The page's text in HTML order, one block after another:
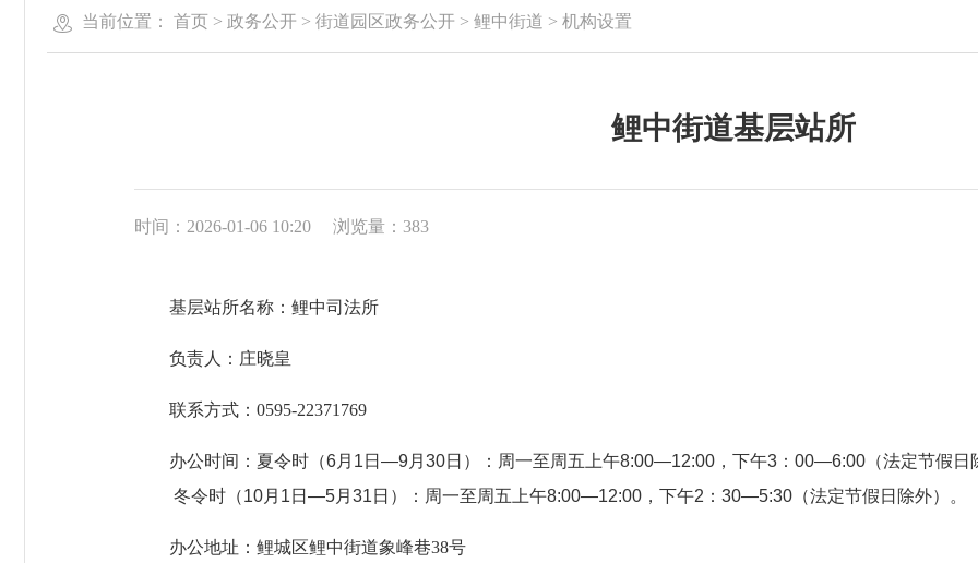
当前位置： 首页 > 政务公开 > 街道园区政务公开 > 鲤中街道 > 机构设置
鲤中街道基层站所
时间：2026-01-06 10:20 浏览量： 383
基层站所名称：鲤中司法所
负责人：庄晓皇
联系方式：0595-22371769
办公时间： 夏令时（6月1日—9月30日）：周一至周五上午8:00—12:00，下午3：00—6:00（法定节假日
冬令时（10月1日—5月31日）：周一至周五上午8:00—12:00，下午2：30—5:30（法定节假日除外）。
办公地址：鲤城区鲤中街道象峰巷38号